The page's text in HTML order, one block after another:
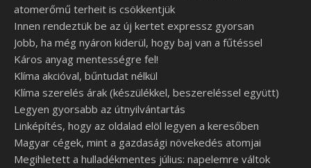
atomerőmű terheit is csökkentjük
Innen rendeztük be az új kertet expressz gyorsan
Jobb, ha még nyáron kiderül, hogy baj van a fűtéssel
Káros anyag mentességre fel!
Klíma akcióval, bűntudat nélkül
Klíma szerelés árak (készülékkel, beszereléssel együtt)
Legyen gyorsabb az útnyilvántartás
Linképítés, hogy az oldalad elöl legyen a keresőben
Magyar cégek, mint a gazdasági növekedés atomjai
Megihletett a hulladékmentes július: napelemre váltok